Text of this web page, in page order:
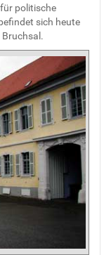
politische
sich heute